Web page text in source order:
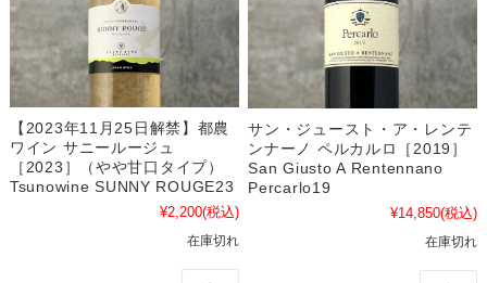
【2023年11月25日解禁】都農
ワイン サニールージュ
［2023］（やや甘口タイプ）
Tsunowine SUNNY ROUGE23
¥2,200(税込)
在庫切れ
サン・ジュースト・ア・レンテ
ンナーノ ペルカルロ［2019］
San Giusto A Rentennano
Percarlo19
¥14,850(税込)
在庫切れ